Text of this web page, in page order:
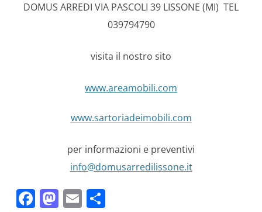
DOMUS ARREDI VIA PASCOLI 39 LISSONE (MI) TEL
039794790
visita il nostro sito
www.areamobili.com
www.sartoriadeimobili.com
per informazioni e preventivi
info@domusarredilissone.it
F M E